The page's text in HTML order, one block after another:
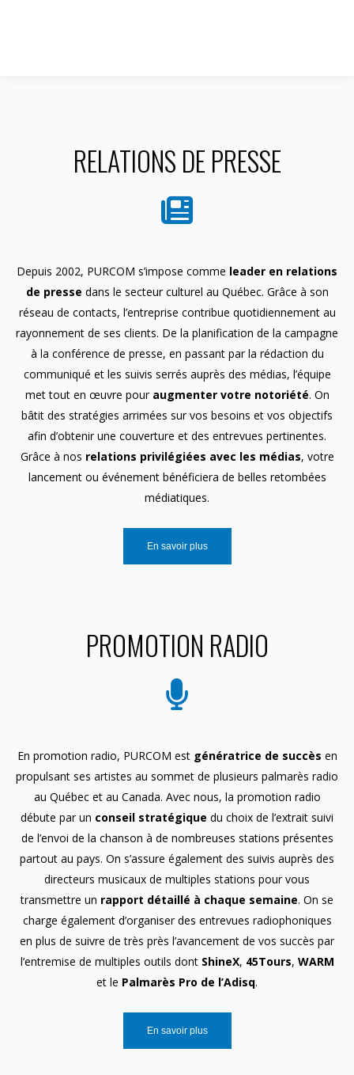
RELATIONS DE PRESSE
Depuis 2002, PURCOM s’impose comme leader en relations
de presse dans le secteur culturel au Québec. Grâce à son
réseau de contacts, l’entreprise contribue quotidiennement au
rayonnement de ses clients. De la planification de la campagne
à la conférence de presse, en passant par la rédaction du
communiqué et les suivis serrés auprès des médias, l’équipe
met tout en œuvre pour augmenter votre notoriété. On
bâtit des stratégies arrimées sur vos besoins et vos objectifs
afin d’obtenir une couverture et des entrevues pertinentes.
Grâce à nos relations privilégiées avec les médias, votre
lancement ou événement bénéficiera de belles retombées
médiatiques.
En savoir plus
PROMOTION RADIO
En promotion radio, PURCOM est génératrice de succès en
propulsant ses artistes au sommet de plusieurs palmarès radio
au Québec et au Canada. Avec nous, la promotion radio
débute par un conseil stratégique du choix de l’extrait suivi
de l’envoi de la chanson à de nombreuses stations présentes
partout au pays. On s’assure également des suivis auprès des
directeurs musicaux de multiples stations pour vous
transmettre un rapport détaillé à chaque semaine. On se
charge également d’organiser des entrevues radiophoniques
en plus de suivre de très près l’avancement de vos succès par
l’entremise de multiples outils dont ShineX, 45Tours, WARM
et le Palmarès Pro de l’Adisq.
En savoir plus